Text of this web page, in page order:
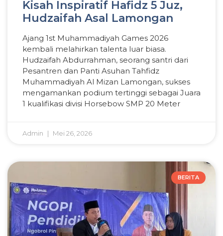
Kisah Inspiratif Hafidz 5 Juz,
Hudzaifah Asal Lamongan
Ajang 1st Muhammadiyah Games 2026
kembali melahirkan talenta luar biasa.
Hudzaifah Abdurrahman, seorang santri dari
Pesantren dan Panti Asuhan Tahfidz
Muhammadiyah Al Mizan Lamongan, sukses
mengamankan podium tertinggi sebagai Juara
1 kualifikasi divisi Horsebow SMP 20 Meter
Admin Mei 26, 2026
BERITA